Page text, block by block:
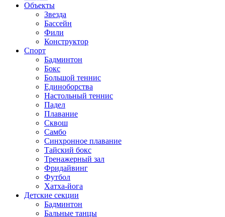
Объекты
Звезда
Бассейн
Фили
Конструктор
Спорт
Бадминтон
Бокс
Большой теннис
Единоборства
Настольный теннис
Падел
Плавание
Сквош
Самбо
Синхронное плавание
Тайский бокс
Тренажерный зал
Фридайвинг
Футбол
Хатха-йога
Детские секции
Бадминтон
Бальные танцы